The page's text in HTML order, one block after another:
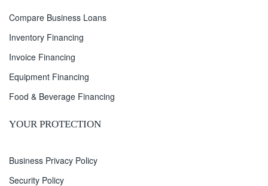
Compare Business Loans
Inventory Financing
Invoice Financing
Equipment Financing
Food & Beverage Financing
YOUR PROTECTION
Business Privacy Policy
Security Policy